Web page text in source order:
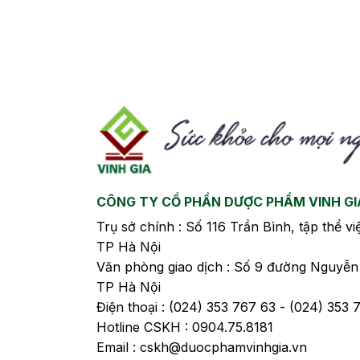
CÔNG TY CỔ PHẦN DƯỢC PHẨM VINH
Trụ sở chính : Số 116 Trần Bình, tập thể
TP Hà Nội
Văn phòng giao dịch : Số 9 đường
TP Hà Nội
Điện thoại : (024) 353 767 63 - (024) 353
Hotline CSKH : 0904.75.8181
Email : cskh@duocphamvinhgia.vn